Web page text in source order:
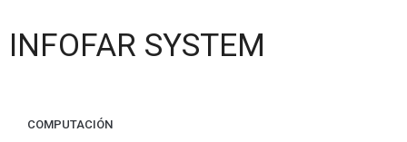
INFOFAR SYSTEM
COMPUTACIÓN